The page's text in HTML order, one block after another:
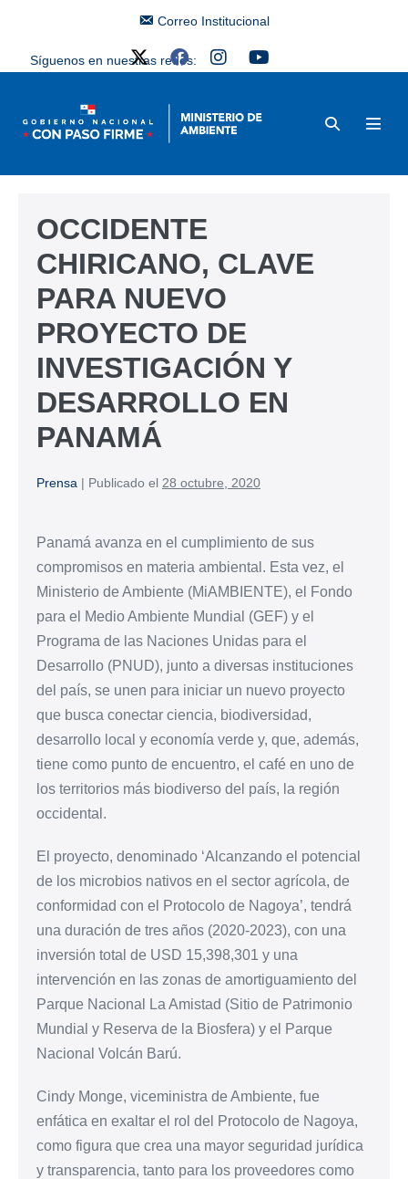
Correo Institucional
Síguenos en nuestras redes:
OCCIDENTE
CHIRICANO, CLAVE
PARA NUEVO
PROYECTO DE
INVESTIGACIÓN Y
DESARROLLO EN
PANAMÁ
Prensa | Publicado el 28 octubre, 2020
Panamá avanza en el cumplimiento de sus
compromisos en materia ambiental. Esta vez, el
Ministerio de Ambiente (MiAMBIENTE), el Fondo
para el Medio Ambiente Mundial (GEF) y el
Programa de las Naciones Unidas para el
Desarrollo (PNUD), junto a diversas instituciones
del país, se unen para iniciar un nuevo proyecto
que busca conectar ciencia, biodiversidad,
desarrollo local y economía verde y, que, además,
tiene como punto de encuentro, el café en uno de
los territorios más biodiverso del país, la región
occidental.
El proyecto, denominado ‘Alcanzando el potencial
de los microbios nativos en el sector agrícola, de
conformidad con el Protocolo de Nagoya’, tendrá
una duración de tres años (2020-2023), con una
inversión total de USD 15,398,301 y una
intervención en las zonas de amortiguamiento del
Parque Nacional La Amistad (Sitio de Patrimonio
Mundial y Reserva de la Biosfera) y el Parque
Nacional Volcán Barú.
Cindy Monge, viceministra de Ambiente, fue
enfática en exaltar el rol del Protocolo de Nagoya,
como figura que crea una mayor seguridad jurídica
y transparencia, tanto para los proveedores como